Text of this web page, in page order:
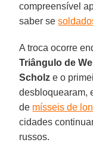
compreensível
saber se
A troca ocorre
Triângulo de
Scholz e o
desbloquearam,
de mísseis de
cidades
russos.